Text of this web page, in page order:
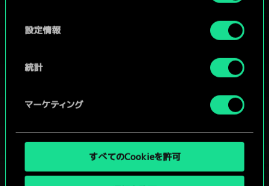
設定情報
統計
マーケティング
すべてのCookieを許可